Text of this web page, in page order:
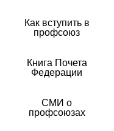
Как вступить в
профсоюз
Книга Почета
Федерации
СМИ о
профсоюзах